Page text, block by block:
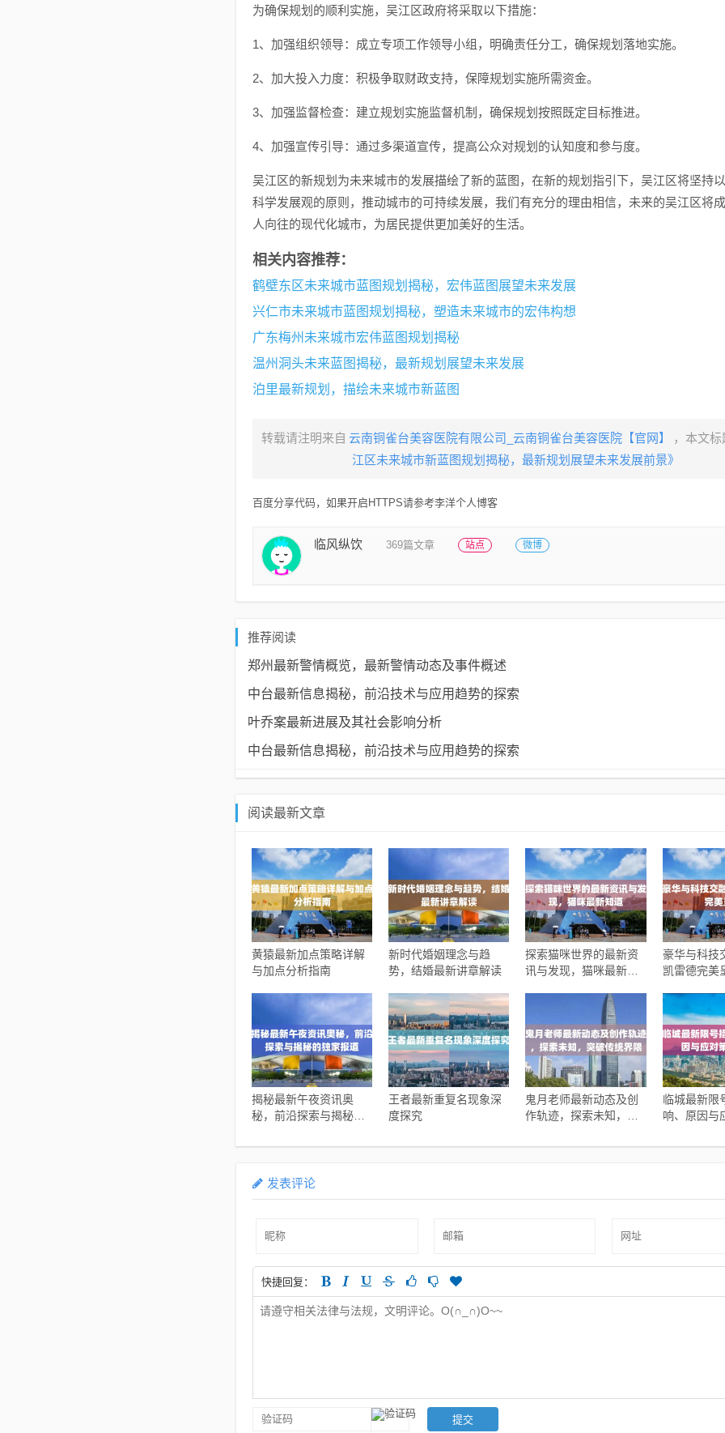
为确保规划的顺利实施，吴江区政府将采取以下措施：
1、加强组织领导：成立专项工作领导小组，明确责任分工，确保规划落地实施。
2、加大投入力度：积极争取财政支持，保障规划实施所需资金。
3、加强监督检查：建立规划实施监督机制，确保规划按照既定目标推进。
4、加强宣传引导：通过多渠道宣传，提高公众对规划的认知度和参与度。
吴江区的新规划为未来城市的发展描绘了新的蓝图，在新的规划指引下，吴江区将坚持
科学发展观的原则，推动城市的可持续发展，我们有充分的理由相信，未来的吴江区将
人向往的现代化城市，为居民提供更加美好的生活。
相关内容推荐：
鹤壁东区未来城市蓝图规划揭秘，宏伟蓝图展望未来发展
兴仁市未来城市蓝图规划揭秘，塑造未来城市的宏伟构想
广东梅州未来城市宏伟蓝图规划揭秘
温州洞头未来蓝图揭秘，最新规划展望未来发展
泊里最新规划，描绘未来城市新蓝图
转载请注明来自 云南铜雀台美容医院有限公司_云南铜雀台美容医院【官网】
，本文
江区未来城市新蓝图规划揭秘，最新规划展望未来发展前景》
百度分享代码，如果开启HTTPS请参考李洋个人博客
临风纵饮 369篇文章 站点 微博
推荐阅读
郑州最新警情概览，最新警情动态及事件概述
中台最新信息揭秘，前沿技术与应用趋势的探索
叶乔案最新进展及其社会影响分析
中台最新信息揭秘，前沿技术与应用趋势的探索
阅读最新文章
黄猿最新加点策略详解
与加点分析指南
新时代婚姻理念与趋
势，结婚最新讲章解读
探索猫咪世界的最新资
讯与发现，猫咪最新知
豪华与科技
凯雷德完美
揭秘最新午夜资讯奥
秘，前沿探索与揭秘的
王者最新重复名现象深
度探究
鬼月老师最新动态及创
作轨迹，探索未知，突
临城最新限
响、原因与
发表评论
快捷回复：